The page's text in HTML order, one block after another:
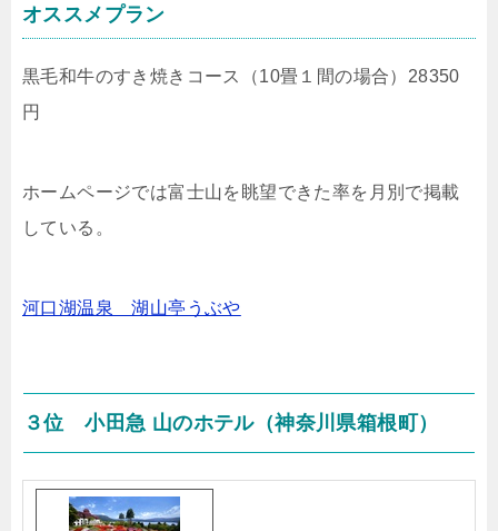
オススメプラン
黒毛和牛のすき焼きコース（10畳１間の場合）28350
円
ホームページでは富士山を眺望できた率を月別で掲載
している。
河口湖温泉 湖山亭うぶや
３位 小田急 山のホテル（神奈川県箱根町）